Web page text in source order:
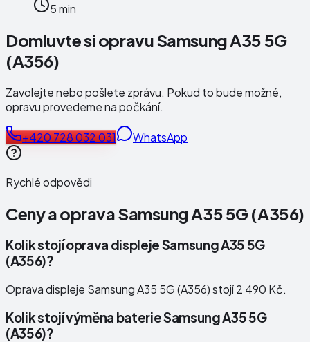
5 min
Domluvte si opravu Samsung A35 5G
(A356)
Zavolejte nebo pošlete zprávu. Pokud to bude možné,
opravu provedeme na počkání.
+420 728 032 031 WhatsApp
Rychlé odpovědi
Ceny a opravaSamsung A35 5G (A356)
Kolik stojí oprava displeje Samsung A35 5G
(A356)?
Oprava displeje Samsung A35 5G (A356) stojí 2 490 Kč.
Kolik stojí výměna baterie Samsung A35 5G
(A356)?